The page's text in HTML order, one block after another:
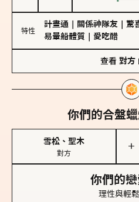
特性
計畫通 關係神隊友 驚
易暈船體質
愛吃醋
查看 對方
你們的合盤
雪松、聖木
對方
＋
你們的
理性與輕